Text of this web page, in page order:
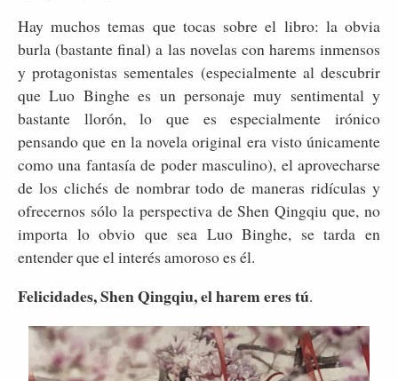
Hay muchos temas que tocas sobre el libro: la obvia
burla (bastante final) a las novelas con harems inmensos
y protagonistas sementales (especialmente al descubrir
que Luo Binghe es un personaje muy sentimental y
bastante llorón, lo que es especialmente irónico
pensando que en la novela original era visto únicamente
como una fantasía de poder masculino), el aprovecharse
de los clichés de nombrar todo de maneras ridículas y
ofrecernos sólo la perspectiva de Shen Qingqiu que, no
importa lo obvio que sea Luo Binghe, se tarda en
entender que el interés amoroso es él.
Felicidades, Shen Qingqiu, el harem eres tú.